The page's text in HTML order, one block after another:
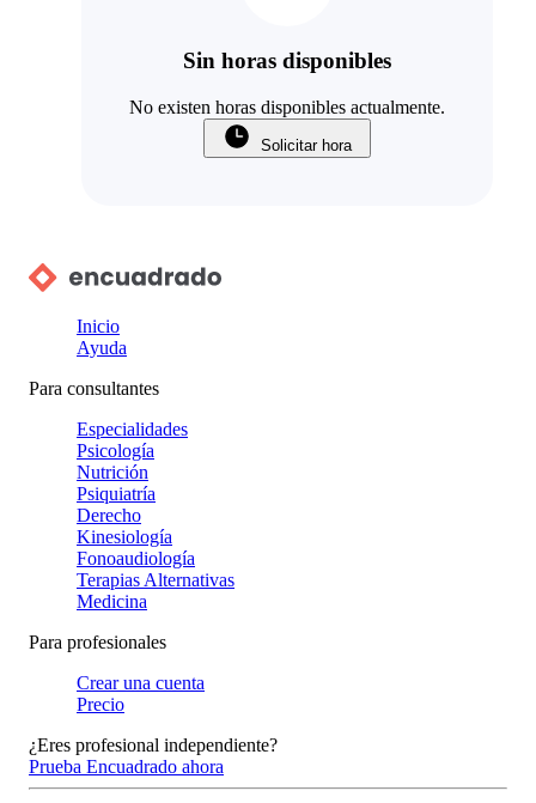
Sin horas disponibles
No existen horas disponibles actualmente.
Solicitar hora
Inicio
Ayuda
Para consultantes
Especialidades
Psicología
Nutrición
Psiquiatría
Derecho
Kinesiología
Fonoaudiología
Terapias Alternativas
Medicina
Para profesionales
Crear una cuenta
Precio
¿Eres profesional independiente?
Prueba Encuadrado ahora